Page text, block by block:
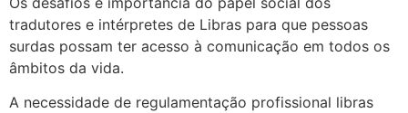
tradutores e intérpretes de Libras para que pessoas
surdas possam ter acesso à comunicação em todos os
âmbitos da vida.
A necessidade de regulamentação profissional libras